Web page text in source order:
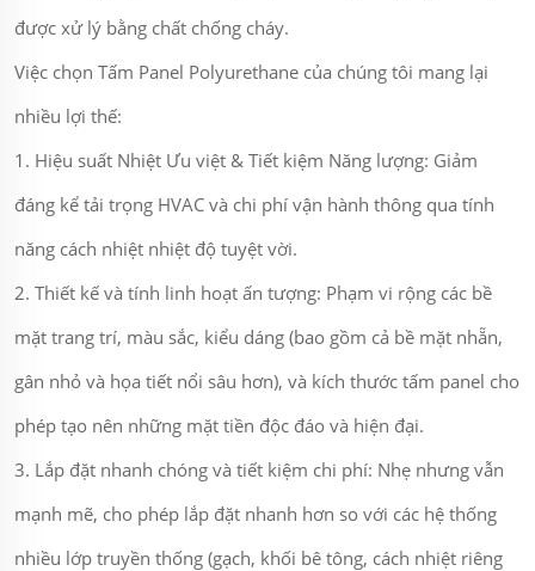
được xử lý bằng chất chống cháy.
Việc chọn Tấm Panel Polyurethane của chúng tôi mang lại
nhiều lợi thế:
1. Hiệu suất Nhiệt Ưu việt & Tiết kiệm Năng lượng: Giảm
đáng kể tải trọng HVAC và chi phí vận hành thông qua tính
năng cách nhiệt nhiệt độ tuyệt vời.
2. Thiết kế và tính linh hoạt ấn tượng: Phạm vi rộng các bề
mặt trang trí, màu sắc, kiểu dáng (bao gồm cả bề mặt nhẵn,
gân nhỏ và họa tiết nổi sâu hơn), và kích thước tấm panel cho
phép tạo nên những mặt tiền độc đáo và hiện đại.
3. Lắp đặt nhanh chóng và tiết kiệm chi phí: Nhẹ nhưng vẫn
mạnh mẽ, cho phép lắp đặt nhanh hơn so với các hệ thống
nhiều lớp truyền thống (gạch, khối bê tông, cách nhiệt riêng